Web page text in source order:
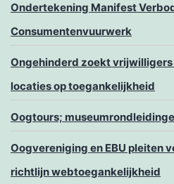
Ondertekening Manifest
Consumentenvuurwerk
Ongehinderd zoekt
locaties op toegankelijkheid
Oogtours;
Oogvereniging en EBU pleiten
richtlijn webtoegankelijkheid